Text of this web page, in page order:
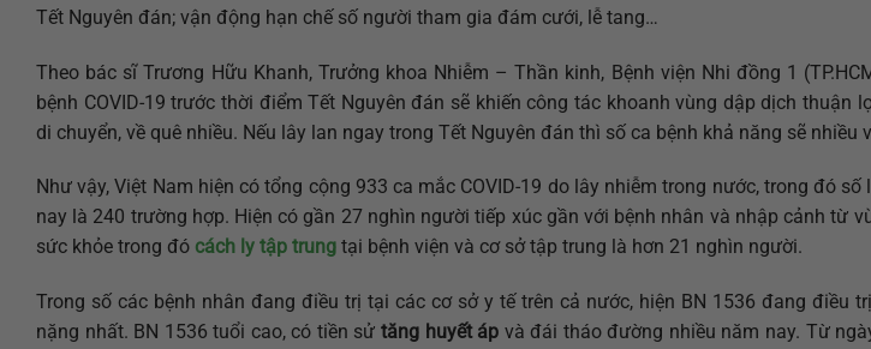
Tết Nguyên đán; vận động hạn chế số người tham gia đám cưới, lễ tang…
Theo bác sĩ Trương Hữu Khanh, Trưởng khoa Nhiễm – Thần kinh, Bệnh viện Nhi đồng 1
bệnh COVID-19 trước thời điểm Tết Nguyên đán sẽ khiến công tác khoanh vùng dập dịch thuận
di chuyển, về quê nhiều. Nếu lây lan ngay trong Tết Nguyên đán thì số ca bệnh khả năng sẽ nhiều
Như vậy, Việt Nam hiện có tổng cộng 933 ca mắc COVID-19 do lây nhiễm trong nước, trong đó
nay là 240 trường hợp. Hiện có gần 27 nghìn người tiếp xúc gần với bệnh nhân và nhập cảnh từ
sức khỏe trong đó cách ly tập trung tại bệnh viện và cơ sở tập trung là hơn 21 nghìn người.
Trong số các bệnh nhân đang điều trị tại các cơ sở y tế trên cả nước, hiện BN 1536 đang điều
nặng nhất. BN 1536 tuổi cao, có tiền sử tăng huyết áp và đái tháo đường nhiều năm nay. Từ